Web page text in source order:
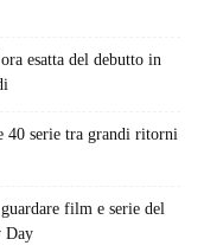
esatta del debutto in
40 serie tra grandi ritorni
film e serie del
Day